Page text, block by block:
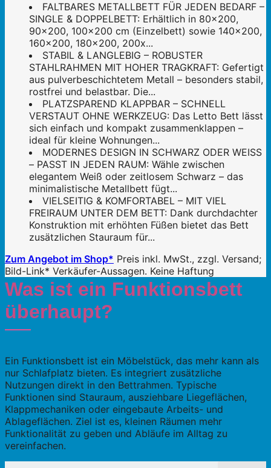
FALTBARES METALLBETT FÜR JEDEN BEDARF –
SINGLE & DOPPELBETT: Erhältlich in 80x200,
90x200, 100x200 cm (Einzelbett) sowie 140x200,
160x200, 180x200, 200x...
STABIL & LANGLEBIG – ROBUSTER
STAHLRAHMEN MIT HOHER TRAGKRAFT: Gefertigt
aus pulverbeschichtetem Metall – besonders stabil,
rostfrei und belastbar. Die...
PLATZSPAREND KLAPPBAR – SCHNELL
VERSTAUT OHNE WERKZEUG: Das Letto Bett lässt
sich einfach und kompakt zusammenklappen –
ideal für kleine Wohnungen...
MODERNES DESIGN IN SCHWARZ ODER WEISS
– PASST IN JEDEN RAUM: Wähle zwischen
elegantem Weiß oder zeitlosem Schwarz – das
minimalistische Metallbett fügt...
VIELSEITIG & KOMFORTABEL – MIT VIEL
FREIRAUM UNTER DEM BETT: Dank durchdachter
Konstruktion mit erhöhten Füßen bietet das Bett
zusätzlichen Stauraum für...
Zum Angebot im Shop* Preis inkl. MwSt., zzgl. Versand;
Bild-Link* Verkäufer-Aussagen. Keine Haftung
Was ist ein Funktionsbett
überhaupt?
Ein Funktionsbett ist ein Möbelstück, das mehr kann als
nur Schlafplatz bieten. Es integriert zusätzliche
Nutzungen direkt in den Bettrahmen. Typische
Funktionen sind Stauraum, ausziehbare Liegeflächen,
Klappmechaniken oder eingebaute Arbeits- und
Ablageflächen. Ziel ist es, kleinen Räumen mehr
Funktionalität zu geben und Abläufe im Alltag zu
vereinfachen.